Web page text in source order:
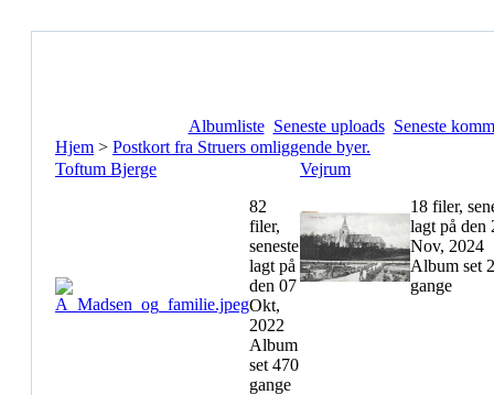
Albumliste Seneste uploads Seneste
Hjem > Postkort fra Struers omliggende byer.
Toftum Bjerge
82
filer,
seneste
lagt på
den 07
Okt,
2022
Album
set 470
gange
Vejrum
18 filer,
lagt på den
Nov, 2024
Album set
gange